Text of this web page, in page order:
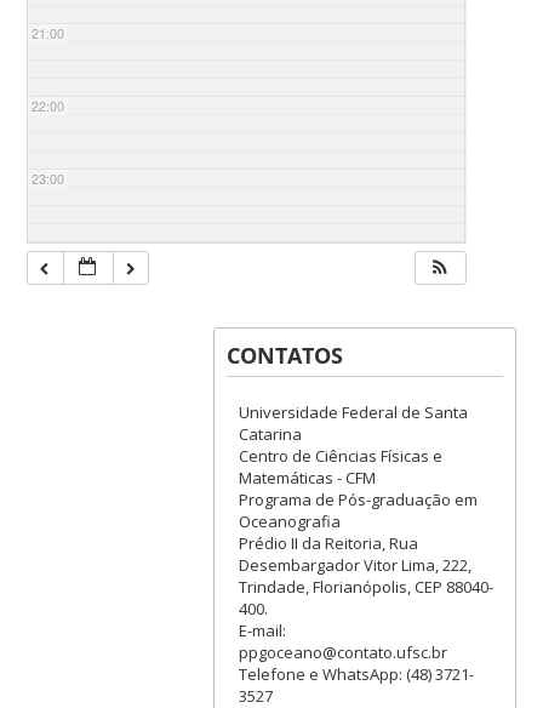
21:00
22:00
23:00
CONTATOS
Universidade Federal de Santa
Catarina
Centro de Ciências Físicas e
Matemáticas - CFM
Programa de Pós-graduação em
Oceanografia
Prédio II da Reitoria, Rua
Desembargador Vitor Lima, 222,
Trindade, Florianópolis, CEP 88040-
400.
E-mail:
ppgoceano@contato.ufsc.br
Telefone e WhatsApp: (48) 3721-
3527